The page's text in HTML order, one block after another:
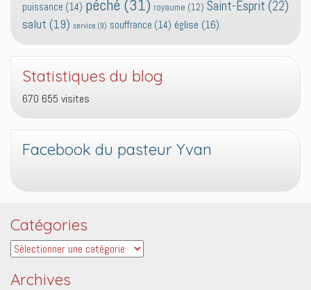
puissance (14) péché (31) royaume (12) Saint-Esprit (22)
salut (19) service (9) souffrance (14) église (16)
Statistiques du blog
670 655 visites
Facebook du pasteur Yvan
Catégories
Catégories
Archives